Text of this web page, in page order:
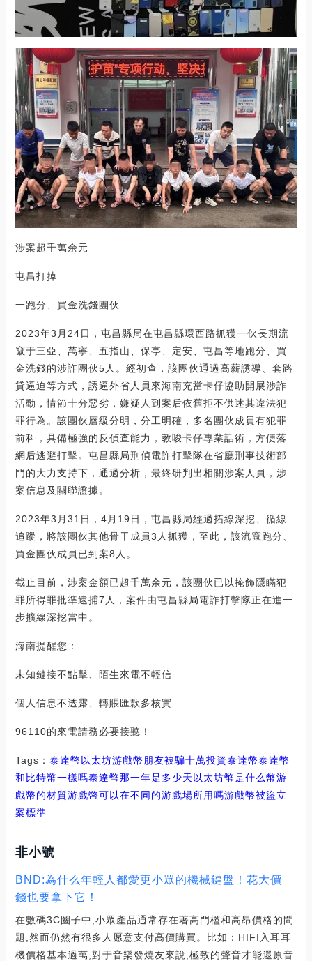
涉案超千萬余元
屯昌打掉
一跑分、買金洗錢團伙
2023年3月24日，屯昌縣局在屯昌縣環西路抓獲一伙長期流
竄于三亞、萬寧、五指山、保亭、定安、屯昌等地跑分、買
金洗錢的涉詐團伙5人。經初查，該團伙通過高薪誘導、套路
貸逼迫等方式，誘逼外省人員來海南充當卡仔協助開展涉詐
活動，情節十分惡劣，嫌疑人到案后依舊拒不供述其違法犯
罪行為。該團伙層級分明，分工明確，多名團伙成員有犯罪
前科，具備極強的反偵查能力，教唆卡仔專業話術，方便落
網后逃避打擊。屯昌縣局刑偵電詐打擊隊在省廳刑事技術部
門的大力支持下，通過分析，最終研判出相關涉案人員，涉
案信息及關聯證據。
2023年3月31日，4月19日，屯昌縣局經過拓線深挖、循線
追蹤，將該團伙其他骨干成員3人抓獲，至此，該流竄跑分、
買金團伙成員已到案8人。
截止目前，涉案金額已超千萬余元，該團伙已以掩飾隱瞞犯
罪所得罪批準逮捕7人，案件由屯昌縣局電詐打擊隊正在進一
步擴線深挖當中。
海南提醒您：
未知鏈接不點擊、陌生來電不輕信
個人信息不透露、轉賬匯款多核實
96110的來電請務必要接聽！
Tags： 泰達幣 以太坊游戲幣朋友被騙十萬投資泰達幣泰達幣
和比特幣一樣嗎泰達幣那一年是多少天 以太坊幣是什么幣游
戲幣的材質游戲幣可以在不同的游戲場所用嗎游戲幣被盜立
案標準
非小號
BND:為什么年輕人都愛更小眾的機械鍵盤！花大價
錢也要拿下它！
在數碼3C圈子中,小眾產品通常存在著高門檻和高昂價格的問
題,然而仍然有很多人愿意支付高價購買。比如：HIFI入耳耳
機價格基本過萬,對于音樂發燒友來說,極致的聲音才能還原音